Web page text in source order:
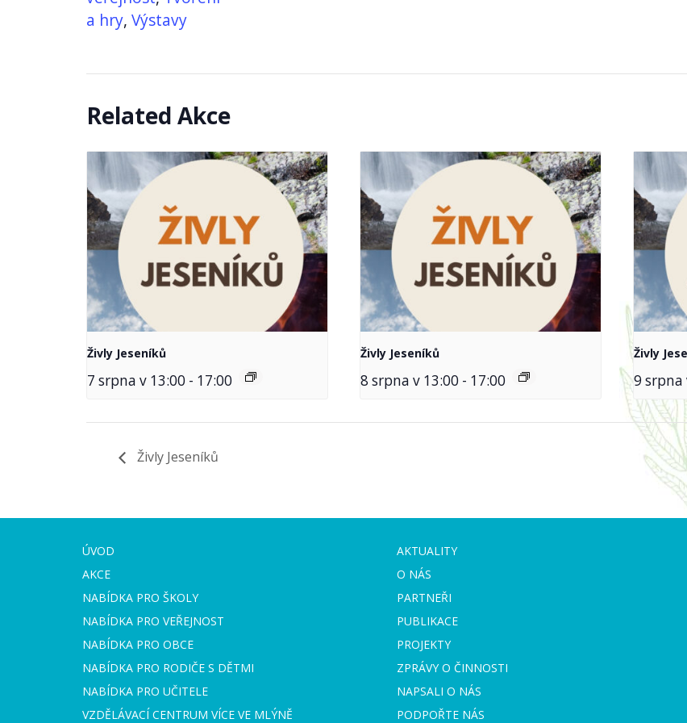
a hry, Výstavy
Related Akce
Živly Jeseníků
7 srpna v 13:00 - 17:00
Živly Jeseníků
8 srpna v 13:00 - 17:00
Živly
9 srpna
Živly Jeseníků
ÚVOD
AKCE
NABÍDKA PRO ŠKOLY
NABÍDKA PRO VEŘEJNOST
NABÍDKA PRO OBCE
NABÍDKA PRO RODIČE S DĚTMI
NABÍDKA PRO UČITELE
VZDĚLÁVACÍ CENTRUM VÍCE VE MLÝNĚ
AKTUALITY
O NÁS
PARTNEŘI
PUBLIKACE
PROJEKTY
ZPRÁVY O ČINNOSTI
NAPSALI O NÁS
PODPOŘTE NÁS